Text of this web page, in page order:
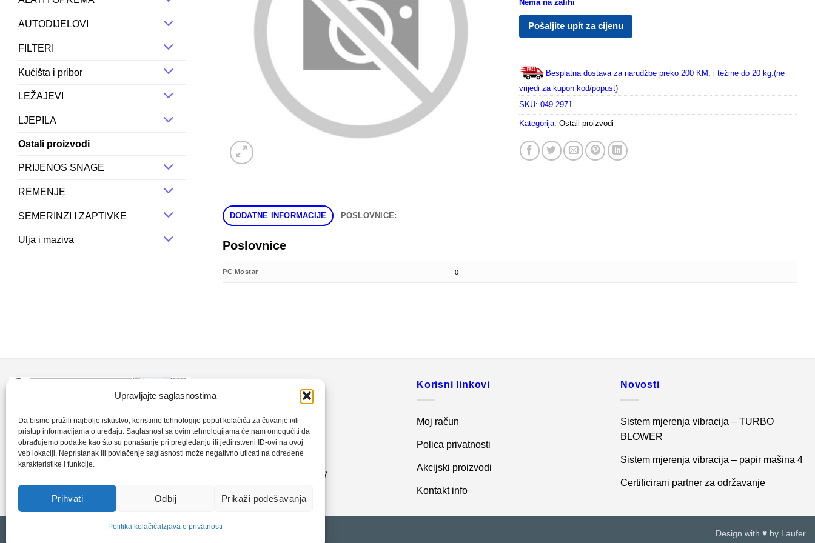
Upravljajte saglasnostima
Da bismo pružili najbolje iskustvo, koristimo tehnologije poput kolačića za čuvanje i/ili
pristup informacijama o uređaju. Saglasnost sa ovim tehnologijama će nam omogućiti da
obrađujemo podatke kao što su ponašanje pri pregledanju ili jedinstveni ID-ovi na ovoj
veb lokaciji. Nepristanak ili povlačenje saglasnosti može negativno uticati na određene
karakteristike i funkcije.
Prihvati Odbij Prikaži podešavanja
Politika kolačića Izjava o privatnosti
AUTODIJELOVI
FILTERI
Kućišta i pribor
LEŽAJEVI
LJEPILA
Ostali proizvodi
PRIJENOS SNAGE
REMENJE
SEMERINZI I ZAPTIVKE
Ulja i maziva
Nema na zalihi
Pošaljite upit za cijenu
Besplatna dostava za narudžbe preko 200 KM, i težine do 20 kg.(ne
vrijedi za kupon kod/popust)
SKU: 049-2971
Kategorija: Ostali proizvodi
DODATNE INFORMACIJE POSLOVNICE:
Poslovnice
PC Mostar 0
CLK-Interpromet d.o.o. posluje u sastavu
grupe SKF distributera od 1996. godine,
gdje s ponosom mozemo reci da smo
najveci distributer SKF-a na podrucju
+387 35 720 560
clkm@bih.net.ba
+387 62 995 767
Korisni linkovi
Moj račun
Polica privatnosti
Akcijski proizvodi
Kontakt info
Novosti
Sistem mjerenja vibracija – TURBO
BLOWER
Sistem mjerenja vibracija – papir mašina 4
Certificirani partner za održavanje
Design with ♥ by Laufer
Copyright 2026 © CLK Interpromet